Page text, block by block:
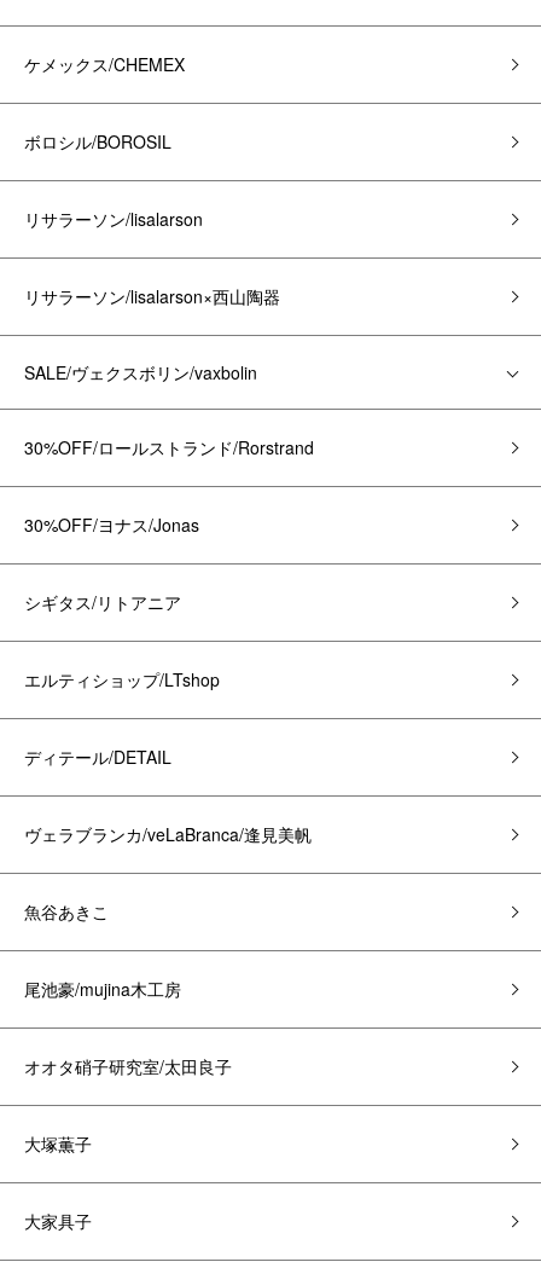
ケメックス/CHEMEX
ボロシル/BOROSIL
リサラーソン/lisalarson
リサラーソン/lisalarson×西山陶器
SALE/ヴェクスボリン/vaxbolin
30%OFF/ロールストランド/Rorstrand
30%OFF/ヨナス/Jonas
シギタス/リトアニア
エルティショップ/LTshop
ディテール/DETAIL
ヴェラブランカ/veLaBranca/逢見美帆
魚谷あきこ
尾池豪/mujina木工房
オオタ硝子研究室/太田良子
大塚薫子
大家具子